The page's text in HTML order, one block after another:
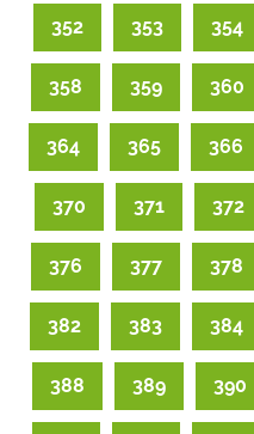
352 353 354
358 359 360
364 365 366
370 371 372
376 377 378
382 383 384
388 389 390